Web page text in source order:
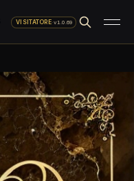
VISITATORE·v1.0.69